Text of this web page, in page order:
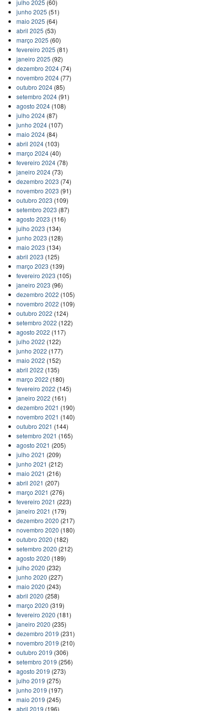
julho 2025 (60)
junho 2025 (51)
maio 2025 (64)
abril 2025 (53)
março 2025 (60)
fevereiro 2025 (81)
janeiro 2025 (92)
dezembro 2024(74)
novembro 2024(77)
outubro 2024(85)
setembro 2024(91)
agosto 2024(108)
julho 2024(87)
junho 2024(107)
maio 2024(84)
abril 2024(103)
março 2024(40)
fevereiro 2024(78)
janeiro 2024(73)
dezembro 2023 (74)
novembro 2023 (91)
outubro 2023 (109)
setembro 2023 (87)
agosto 2023 (116)
julho 2023 (134)
junho 2023 (128)
maio 2023 (134)
abril 2023 (125)
março 2023 (139)
fevereiro 2023 (105)
janeiro 2023 (96)
dezembro 2022 (105)
novembro 2022 (109)
outubro 2022 (124)
setembro 2022 (122)
agosto 2022 (117)
julho 2022 (122)
junho 2022 (177)
maio 2022 (152)
abril 2022 (135)
março 2022 (180)
fevereiro 2022 (145)
janeiro 2022 (161)
dezembro 2021 (190)
novembro 2021 (140)
outubro 2021 (144)
setembro 2021 (165)
agosto 2021 (205)
julho 2021 (209)
junho 2021 (212)
maio 2021 (216)
abril 2021 (207)
março 2021 (276)
fevereiro 2021 (223)
janeiro 2021 (179)
dezembro 2020 (217)
novembro 2020 (180)
outubro 2020 (182)
setembro 2020 (212)
agosto 2020 (189)
julho 2020 (232)
junho 2020 (227)
maio 2020 (243)
abril 2020 (258)
março 2020 (319)
fevereiro 2020 (181)
janeiro 2020 (235)
dezembro 2019 (231)
novembro 2019 (210)
outubro 2019 (306)
setembro 2019 (256)
agosto 2019 (273)
julho 2019 (275)
junho 2019 (197)
maio 2019 (245)
abril 2019 (196)